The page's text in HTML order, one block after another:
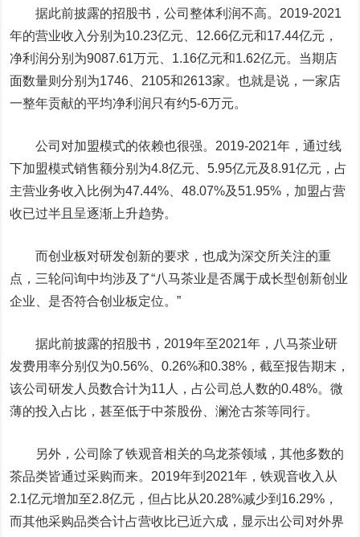
据此前披露的招股书，公司整体利润不高。2019-2021
年的营业收入分别为10.23亿元、12.66亿元和17.44亿元，
净利润分别为9087.61万元、1.16亿元和1.62亿元。当期店
面数量则分别为1746、2105和2613家。也就是说，一家店
一整年贡献的平均净利润只有约5-6万元。
公司对加盟模式的依赖也很强。2019-2021年，通过线
下加盟模式销售额分别为4.8亿元、5.95亿元及8.91亿元，占
主营业务收入比例为47.44%、48.07%及51.95%，加盟占营
收已过半且呈逐渐上升趋势。
而创业板对研发创新的要求，也成为深交所关注的重
点，三轮问询中均涉及了“八马茶业是否属于成长型创新创业
企业、是否符合创业板定位。”
据此前披露的招股书，2019年至2021年，八马茶业研
发费用率分别仅为0.56%、0.26%和0.38%，截至报告期末，
该公司研发人员数合计为11人，占公司总人数的0.48%。微
薄的投入占比，甚至低于中茶股份、澜沧古茶等同行。
另外，公司除了铁观音相关的乌龙茶领域，其他多数的
茶品类皆通过采购而来。2019年到2021年，铁观音收入从
2.1亿元增加至2.8亿元，但占比从20.28%减少到16.29%，
而其他采购品类合计占营收比已近六成，显示出公司对外界